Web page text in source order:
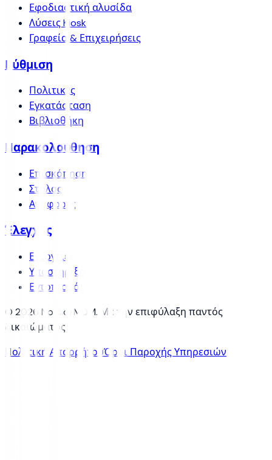
Εφοδιαστική αλυσίδα
Λύσεις Kiosk
Γραφεία & Επιχειρήσεις
Ρύθμιση
Πολιτικές
Εγκατάσταση
Βιβλιοθήκη
Παρακολούθηση
Επισκόπηση
Στόλος
Αναφορές
Έλεγχος
Ενέργειες
Υποστήριξη
Εντοπισμός
© 2026 Nomid/MDM. Με την επιφύλαξη παντός
δικαιώματος.
Πολιτική ΑπορρήτουΌροι Παροχής Υπηρεσιών